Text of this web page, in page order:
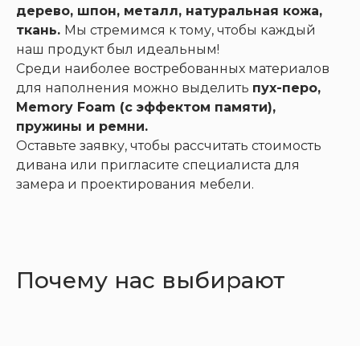
дерево, шпон, металл, натуральная кожа,
ткань. Мы стремимся к тому, чтобы каждый
наш продукт был идеальным!
Среди наиболее востребованных материалов
для наполнения можно выделить пух-перо,
Memory Foam (с эффектом памяти),
пружины и ремни.
Оставьте заявку, чтобы рассчитать стоимость
дивана или пригласите специалиста для
замера и проектирования мебели.
Почему нас выбирают